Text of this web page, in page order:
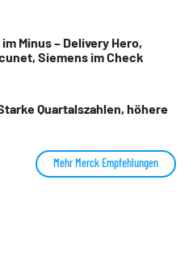
Minus – Delivery Hero,
Siemens im Check
Quartalszahlen, höhere
Mehr Merck Empfehlungen